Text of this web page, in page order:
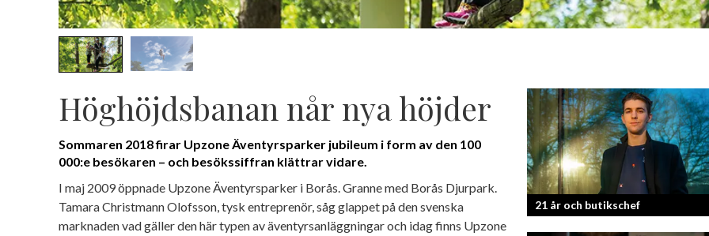
Höghöjdsbanan når nya höjder
Sommaren 2018 firar Upzone Äventyrsparker jubileum i form av den 100
000:e besökaren – och besökssiffran klättrar vidare.
I maj 2009 öppnade Upzone Äventyrsparker i Borås. Granne med Borås Djurpark.
Tamara Christmann Olofsson, tysk entreprenör, såg glappet på den svenska
marknaden vad gäller den här typen av äventyrsanläggningar och idag finns Upzone
21 år och butikschef